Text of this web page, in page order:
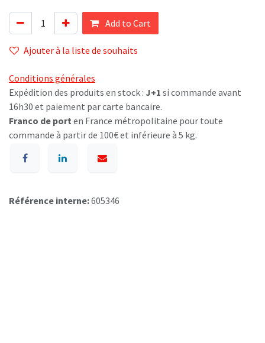
Add to Cart
Ajouter à la liste de souhaits
Conditions générales
Expédition des produits en stock : J+1 si commande avant
16h30 et paiement par carte bancaire.
Franco de port en France métropolitaine pour toute
commande à partir de 100€ et inférieure à 5 kg.
Référence interne:605346